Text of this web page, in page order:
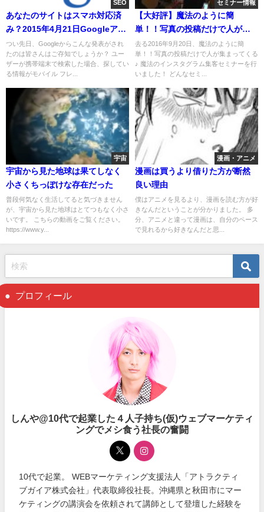
SEO
あなたのサイトはスマホ対応済
み？2015年4月21日Googleアル
ゴリズム変動について
つい先日、Googleからこんな発表がされ
たのは皆さんはご存知でしょうか？ ユー
ザーが携帯端末で検索した場合、探してい
る情報がモバイル フレ...
セミナー情報
【大好評】魔法のように簡
単！！写真の投稿だけで人が集
まってくる♪ 魔法のインスタグラ
ム集客セミナーを再び開催しま
す！
去る2016年9月20日、魔法のように簡
単！！写真の投稿だけで人が集まってくる
♪ 魔法のインスタグラム集客セミナーを行
いました！ どんなセミ...
宇宙
宇宙から見た地球は果てしなく
小さくちっぽけな存在だった
普段何気なく生活してると気づきません
が、宇宙から見た地球はとてつもなく小さ
いです。 こちらの動画をご覧ください。
https://www.y...
漫画・アニメ
漫画は買うより借りた方が断然
良い理由
僕はアニメを見るより、漫画を読む方が好
きなんだということが分かりました。 多
分、アニメと違って漫画は、自分のペース
で見れるから好きなんだと思...
プロフィール
しんや@10代で起業した４人子持ち(仮)ウェブマーケティ
ングでメシ食う社長の奮闘
10代で起業。 WEBマーケティング支援法人「アトラクティ
ブガイア株式会社」代表取締役社長。沖縄県と秋田市にマー
ケティングの講演会を依頼されて講師として登壇した経験を